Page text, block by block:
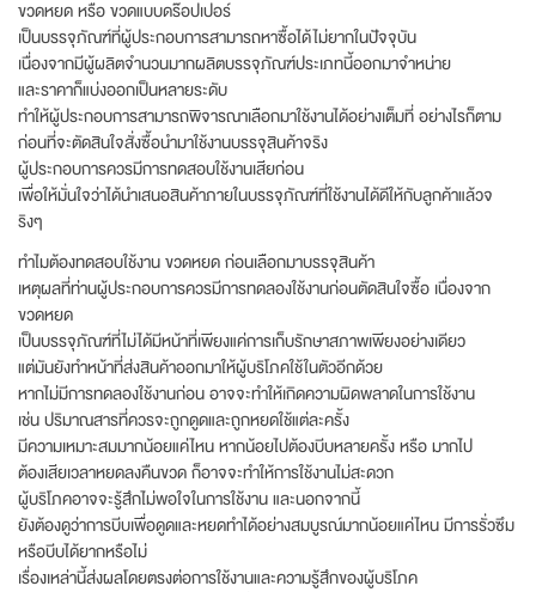
ขวดหยด หรือ ขวดแบบดร๊อปเปอร์
เป็นบรรจุภัณฑ์ที่ผู้ประกอบการสามารถหาซื้อได้ไม่ยากในปัจจุบัน
เนื่องจากมีผู้ผลิตจำนวนมากผลิตบรรจุภัณฑ์ประเภทนี้ออกมาจำหน่าย
และราคาก็แบ่งออกเป็นหลายระดับ
ทำให้ผู้ประกอบการสามารถพิจารณาเลือกมาใช้งานได้อย่างเต็มที่ อย่างไรก็ตาม
ก่อนที่จะตัดสินใจสั่งซื้อนำมาใช้งานบรรจุสินค้าจริง
ผู้ประกอบการควรมีการทดสอบใช้งานเสียก่อน
เพื่อให้มั่นใจว่าได้นำเสนอสินค้าภายในบรรจุภัณฑ์ที่ใช้งานได้ดีให้กับลูกค้าแล้วจ
ริงๆ
ทำไมต้องทดสอบใช้งาน ขวดหยด ก่อนเลือกมาบรรจุสินค้า
เหตุผลที่ท่านผู้ประกอบการควรมีการทดลองใช้งานก่อนตัดสินใจซื้อ เนื่องจาก
ขวดหยด
เป็นบรรจุภัณฑ์ที่ไม่ได้มีหน้าที่เพียงแค่การเก็บรักษาสภาพเพียงอย่างเดียว
แต่มันยังทำหน้าที่ส่งสินค้าออกมาให้ผู้บริโภคใช้ในตัวอีกด้วย
หากไม่มีการทดลองใช้งานก่อน อาจจะทำให้เกิดความผิดพลาดในการใช้งาน
เช่น ปริมาณสารที่ควรจะถูกดูดและถูกหยดใช้แต่ละครั้ง
มีความเหมาะสมมากน้อยแค่ไหน หากน้อยไปต้องบีบหลายครั้ง หรือ มากไป
ต้องเสียเวลาหยดลงคืนขวด ก็อาจจะทำให้การใช้งานไม่สะดวก
ผู้บริโภคอาจจะรู้สึกไม่พอใจในการใช้งาน และนอกจากนี้
ยังต้องดูว่าการบีบเพื่อดูดและหยดทำได้อย่างสมบูรณ์มากน้อยแค่ไหน มีการรั่วซึม
หรือบีบได้ยากหรือไม่
เรื่องเหล่านี้ส่งผลโดยตรงต่อการใช้งานและความรู้สึกของผู้บริโภค